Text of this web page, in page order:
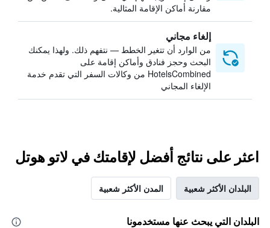
مقارنة أماكن الإقامة المثالية.
إلغاء مجاني
من الوارد أن تتغير الخطط — نتفهم ذلك. ولهذا يمكنك
البحث وحجز فنادق وأماكن إقامة على
HotelsCombined من وكالات السفر التي تقدم خدمة
الإلغاء المجاني
اعثر على نتائج أفضل لإقامتك في لاتو هوتل
البلدان الأكثر شعبية المدن الأكثر شعبية
البلدان التي يبحث عنها مستخدمونا